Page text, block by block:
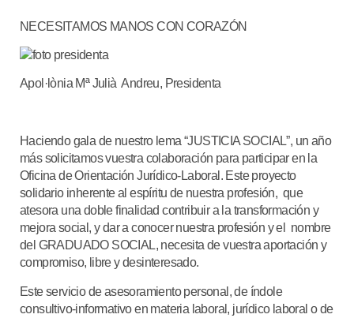
NECESITAMOS MANOS CON CORAZÓN
Apol·lònia Mª Julià Andreu, Presidenta
Haciendo gala de nuestro lema “JUSTICIA SOCIAL”, un año
más solicitamos vuestra colaboración para participar en la
Oficina de Orientación Jurídico-Laboral . Este proyecto
solidario inherente al espíritu de nuestra profesión, que
atesora una doble finalidad contribuir a la transformación y
mejora social, y dar a conocer nuestra profesión y el nombre
del GRADUADO SOCIAL, necesita de vuestra aportación y
compromiso, libre y desinteresado.
Este servicio de asesoramiento personal, de índole
consultivo-informativo en materia laboral, jurídico laboral o de